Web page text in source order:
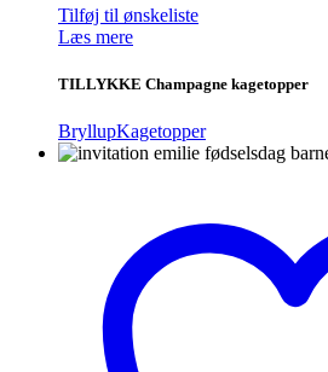
Tilføj til ønskeliste
Læs mere
TILLYKKE Champagne kagetopper
BryllupKagetopper